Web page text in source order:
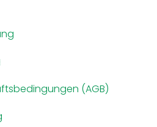
(AGB)